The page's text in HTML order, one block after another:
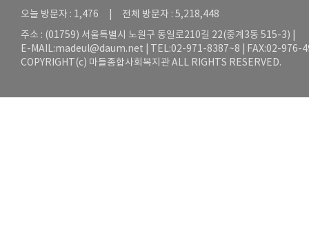
오늘 방문자 : 1,476 | 전체 방문자 : 5,218,448
주소 : (01759) 서울특별시 노원구 동일로210길 22(중계3동 515-3) |
E-MAIL:madeul@daum.net | TEL:02-971-8387~8 | FAX:02-976-
COPYRIGHT(c) 마들종합사회복지관 ALL RIGHTS RESERVED.